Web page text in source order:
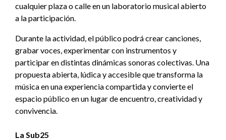
cualquier plaza o calle en un laboratorio musical abierto
a la participación.
Durante la actividad, el público podrá crear canciones,
grabar voces, experimentar con instrumentos y
participar en distintas dinámicas sonoras colectivas. Una
propuesta abierta, lúdica y accesible que transforma la
música en una experiencia compartida y convierte el
espacio público en un lugar de encuentro, creatividad y
convivencia.
La Sub25